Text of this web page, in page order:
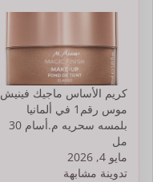
كريم الأساس ماجيك فينيش
موس رقم1 في ألمانيا
بلمسه سحريه م.أسام 30
مل
مايو 4, 2026
تدوينة مشابهة